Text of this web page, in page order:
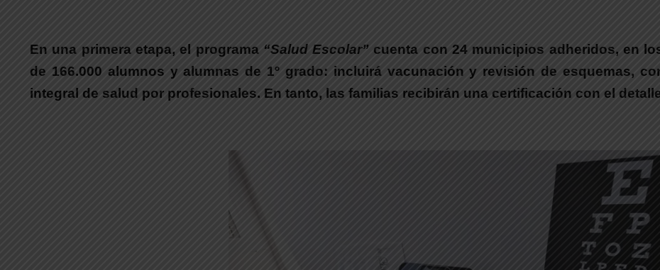
En una primera etapa, el programa “Salud Escolar” cuenta con 24 municipios adheridos, en
de 166.000 alumnos y alumnas de 1º grado: incluirá vacunación y revisión de esquemas,
integral de salud por profesionales. En tanto, las familias recibirán una certificación con el